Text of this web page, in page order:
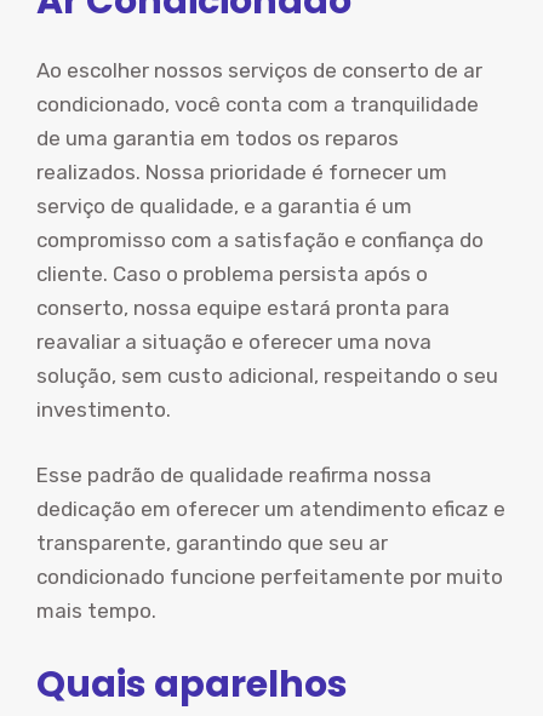
Ao escolher nossos serviços de conserto de ar
condicionado, você conta com a tranquilidade
de uma garantia em todos os reparos
realizados. Nossa prioridade é fornecer um
serviço de qualidade, e a garantia é um
compromisso com a satisfação e confiança do
cliente. Caso o problema persista após o
conserto, nossa equipe estará pronta para
reavaliar a situação e oferecer uma nova
solução, sem custo adicional, respeitando o seu
investimento.
Esse padrão de qualidade reafirma nossa
dedicação em oferecer um atendimento eficaz e
transparente, garantindo que seu ar
condicionado funcione perfeitamente por muito
mais tempo.
Quais aparelhos